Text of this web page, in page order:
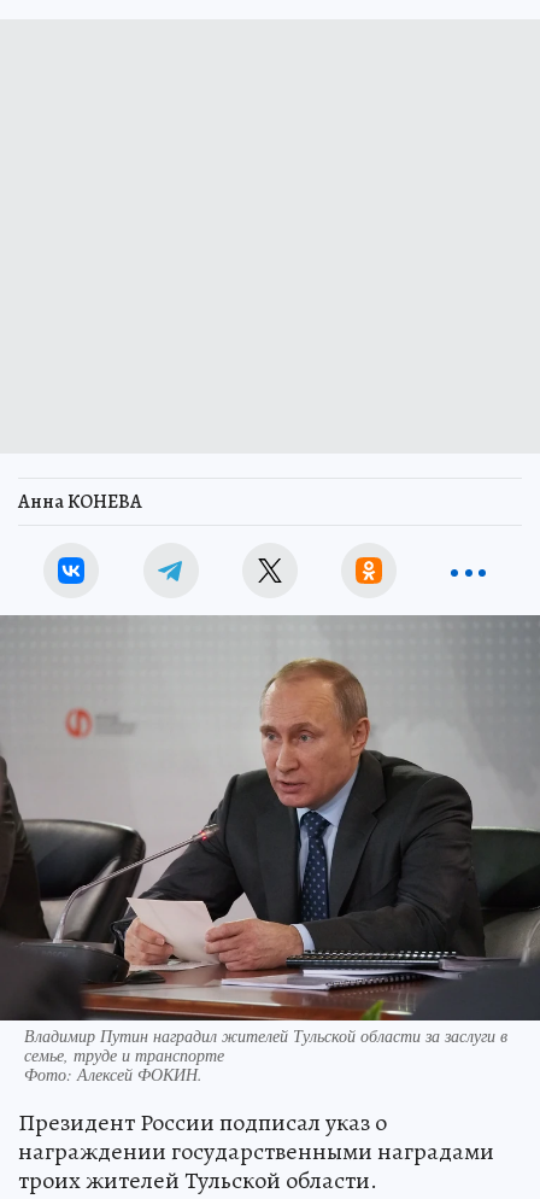
Анна КОНЕВА
Владимир Путин наградил жителей Тульской области за заслуги в
семье, труде и транспорте
Фото:Алексей ФОКИН.
Президент России подписал указ о
награждении государственными наградами
троих жителей Тульской области.